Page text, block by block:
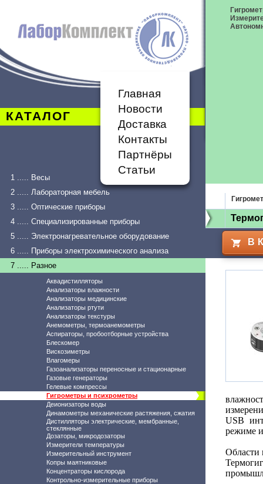
КАТАЛОГ
Главная
Новости
Доставка
Контакты
Партнёры
Статьи
1 ..... Весы
2 ..... Лабораторная мебель
3 ..... Оптические приборы
4 ..... Специализированные приборы
5 ..... Электронагревательное оборудование
6 ..... Приборы электрохимического анализа
7 ..... Разное
Аквадистилляторы
Анализаторы влажности
Анализаторы медицинские
Анализаторы ртути
Анализаторы текстуры
Анемометры, термоанемометры
Аспираторы, пробоотборные устройства
Блескомер
Вискозиметры
Влагомеры
Газоанализаторы переносные и стационарные
Газовые генераторы
Гелевые компрессы
Гигрометры и психрометры
Деионизаторы воды
Динамометры механические растяжения, сжатия
Дистилляторы электрические, мембранные,
стеклянные
Дозаторы, микродозаторы
Измерители температуры
Измерительный инструмент
Копры маятниковые
Концентраторы кислорода
Контрольно-измерительные приборы
В
USB
режиме